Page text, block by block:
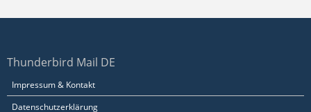
Thunderbird Mail DE
Impressum & Kontakt
Datenschutzerklärung